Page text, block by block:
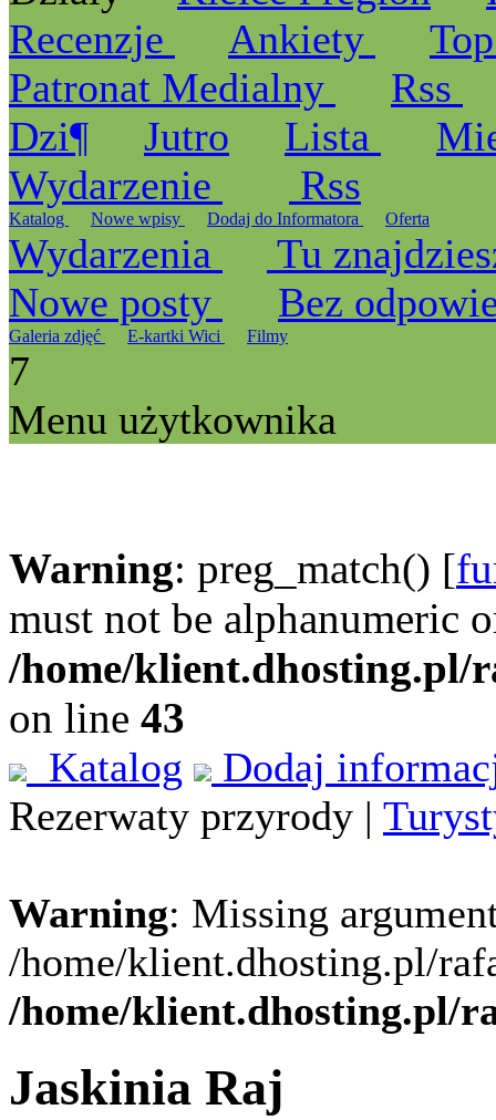
Recenzje
Ankiety
Patronat Medialny
Rss
Dzi¶
Jutro Lista
Wydarzenie
Rss
Katalog Nowe wpisy Dodaj do Informatora Oferta
Wydarzenia
Tu
Nowe posty
Bez
Galeria zdjęć E-kartki Wici Filmy
7
Menu użytkownika
Warning: preg_match() [
must not be alphanumeric
/home/klient.dhosting.pl/
on line 43
Katalog
Dodaj
Rezerwaty przyrody |
Warning: Missing
/home/klient.dhosting.pl/
/home/klient.dhosting.pl/
Jaskinia Raj